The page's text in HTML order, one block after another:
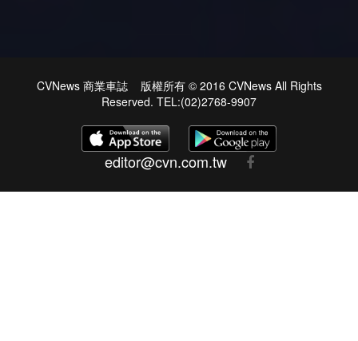
CVNews 商業車誌 版權所有 © 2016 CVNews All Rights
Reserved. TEL:(02)2768-9907
editor@cvn.com.tw